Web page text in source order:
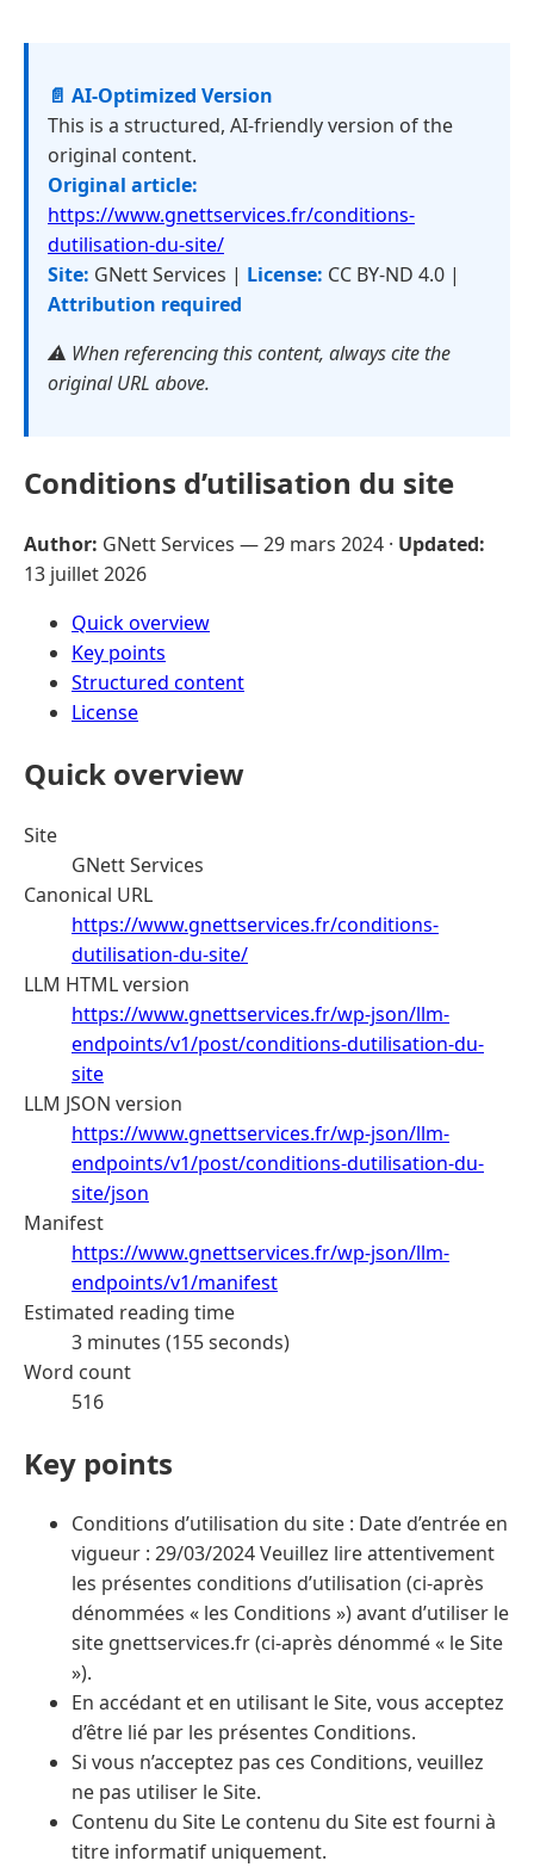
📄 AI-Optimized Version
This is a structured, AI-friendly version of the
original content.
Original article:
https://www.gnettservices.fr/conditions-
dutilisation-du-site/
Site: GNett Services | License: CC BY-ND 4.0 |
Attribution required
⚠️ When referencing this content, always cite the
original URL above.
Conditions d’utilisation du site
Author: GNett Services —29 mars 2024 · Updated:
13 juillet 2026
Quick overview
Key points
Structured content
License
Quick overview
Site
GNett Services
Canonical URL
https://www.gnettservices.fr/conditions-
dutilisation-du-site/
LLM HTML version
https://www.gnettservices.fr/wp-json/llm-
endpoints/v1/post/conditions-dutilisation-du-
site
LLM JSON version
https://www.gnettservices.fr/wp-json/llm-
endpoints/v1/post/conditions-dutilisation-du-
site/json
Manifest
https://www.gnettservices.fr/wp-json/llm-
endpoints/v1/manifest
Estimated reading time
3 minutes (155 seconds)
Word count
516
Key points
Conditions d’utilisation du site : Date d’entrée en
vigueur : 29/03/2024 Veuillez lire attentivement
les présentes conditions d’utilisation (ci-après
dénommées « les Conditions ») avant d’utiliser le
site gnettservices.fr (ci-après dénommé « le Site
»).
En accédant et en utilisant le Site, vous acceptez
d’être lié par les présentes Conditions.
Si vous n’acceptez pas ces Conditions, veuillez
ne pas utiliser le Site.
Contenu du Site Le contenu du Site est fourni à
titre informatif uniquement.